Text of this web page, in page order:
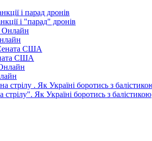
і "парад" дронів
США
Як Україні боротись з балістикою